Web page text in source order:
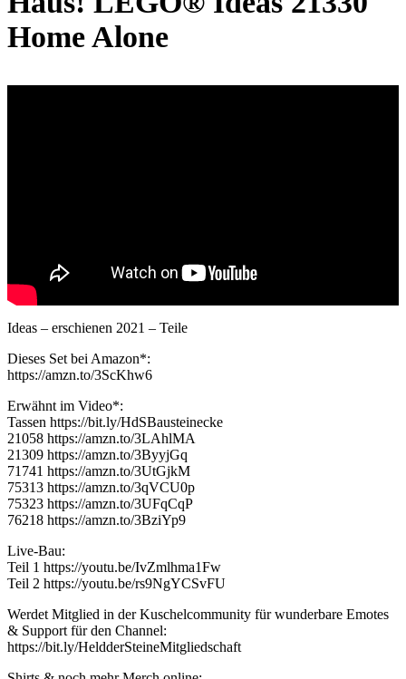
Home Alone
Ideas – erschienen 2021 – Teile
Dieses Set bei Amazon*:
https://amzn.to/3ScKhw6
Erwähnt im Video*:
Tassen https://bit.ly/HdSBausteinecke
21058 https://amzn.to/3LAhlMA
21309 https://amzn.to/3ByyjGq
71741 https://amzn.to/3UtGjkM
75313 https://amzn.to/3qVCU0p
75323 https://amzn.to/3UFqCqP
76218 https://amzn.to/3BziYp9
Live-Bau:
Teil 1 https://youtu.be/IvZmlhma1Fw
Teil 2 https://youtu.be/rs9NgYCSvFU
Werdet Mitglied in der Kuschelcommunity für wunderbare Emotes
& Support für den Channel:
https://bit.ly/HeldderSteineMitgliedschaft